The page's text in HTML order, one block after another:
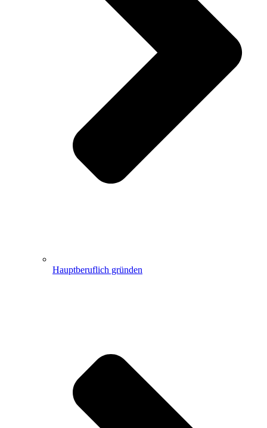
Hauptberuflich gründen